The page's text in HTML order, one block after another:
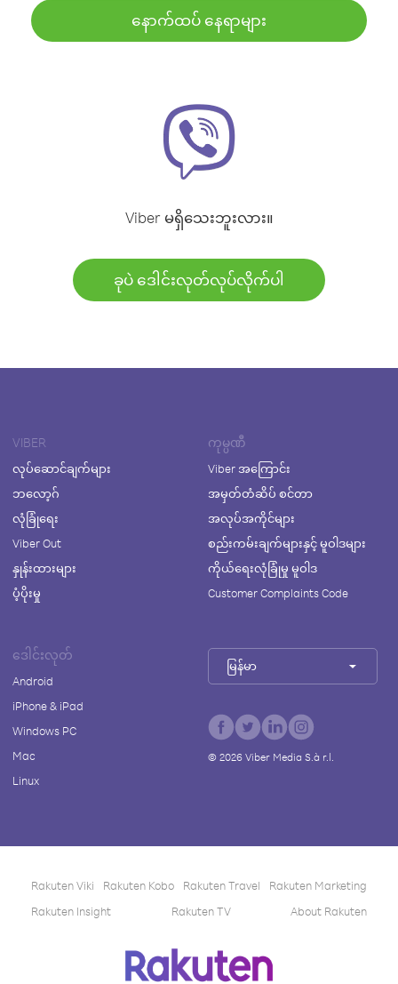
နောက်ထပ် နေရာများ
Viber မရှိသေးဘူးလား။
ခုပဲ ဒေါင်းလုတ်လုပ်လိုက်ပါ
VIBER
လုပ်ဆောင်ချက်များ
ဘလော့ဂ်
လုံခြုံရေး
Viber Out
နှုန်းထားများ
ပံ့ပိုးမှု
ကုမ္ပဏီ
Viber အကြောင်း
အမှတ်တံဆိပ် စင်တာ
အလုပ်အကိုင်များ
စည်းကမ်းချက်များနှင့် မူဝါဒများ
ကိုယ်ရေးလုံခြုံမှု မူဝါဒ
Customer Complaints Code
ဒေါင်းလုတ်
Android
iPhone & iPad
Windows PC
Mac
Linux
မြန်မာ
© 2026Viber Media S.à r.l.
Rakuten Viki Rakuten Kobo Rakuten Travel
Rakuten Marketing
Rakuten Insight
Rakuten TV About Rakuten